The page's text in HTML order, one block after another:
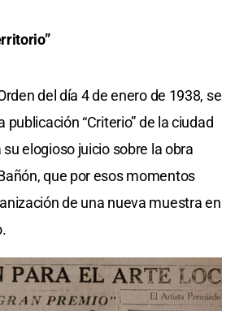
del día 4 de enero de 1938, se
publicación “Criterio” de la ciudad
elogioso juicio sobre la obra
que por esos momentos
de una nueva muestra en